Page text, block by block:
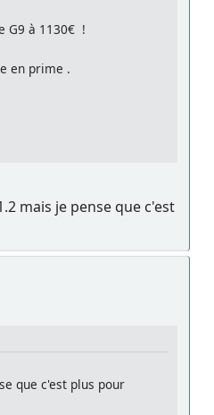
G9 à 1130€ !
en prime .
mais je pense que c'est
que c'est plus pour